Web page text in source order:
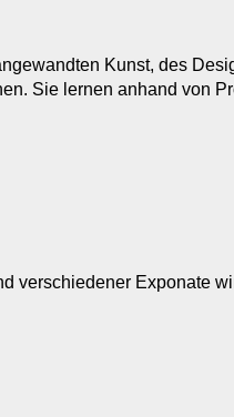
Kunst, des
Sie lernen anhand von
verschiedener Exponate